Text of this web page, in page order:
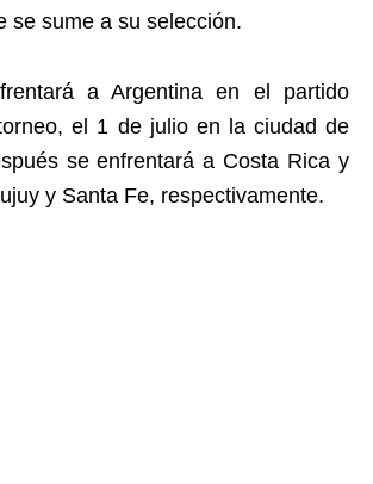
se sume a su selección.
a Argentina en el partido
el 1 de julio en la ciudad de
se enfrentará a Costa Rica y
y Santa Fe, respectivamente.